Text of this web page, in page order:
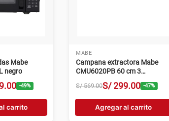
Mabe
negro
.00 -49%
carrito
MABE
Campana extractora Mabe
CMU6020PB 60 cm 3
velocidades negro
S/ 569.00S/ 299.00 -47%
Agregar al carrito